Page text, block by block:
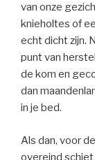
van onze
knieholtes of
echt dicht zijn.
punt van
de kom en
dan
in je bed.
Als dan, voor
overeind